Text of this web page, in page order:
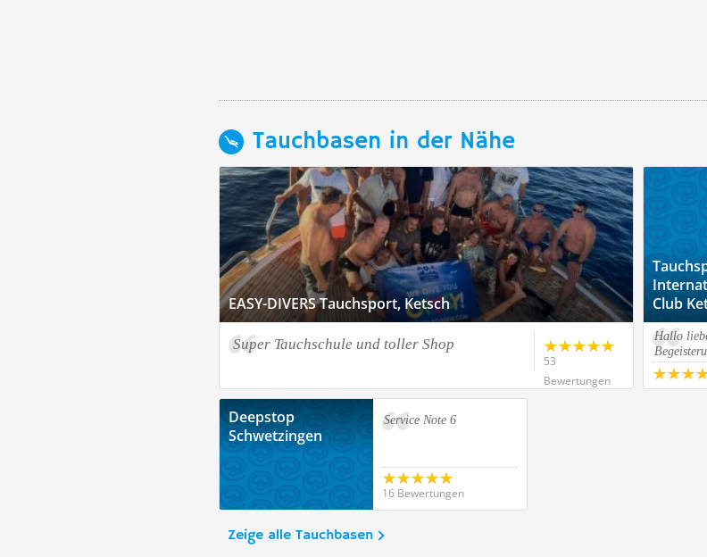
Tauchbasen in der Nähe
EASY-DIVERS Tauchsport, Ketsch
Super Tauchschule und toller Shop
53
Bewertungen
Club
Hallo
Deepstop
Schwetzingen
Service Note 6
16 Bewertungen
Zeige alle Tauchbasen